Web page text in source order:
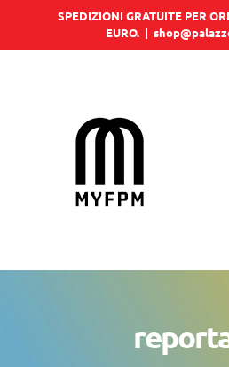
SPEDIZIONI GRATUITE PER
EURO. |